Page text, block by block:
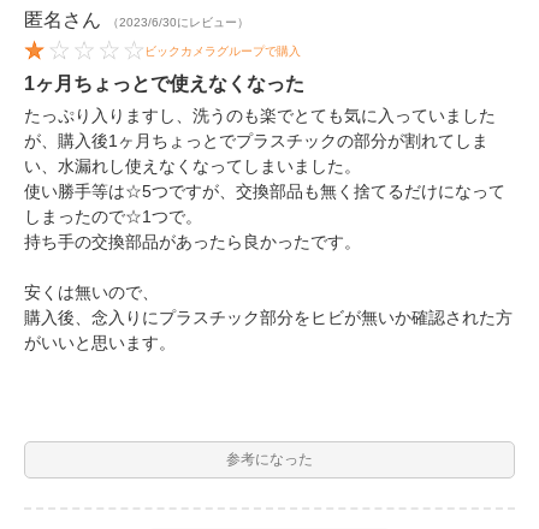
匿名 さん （2023/6/30にレビュー）
ビックカメラグループで購入
1ヶ月ちょっとで使えなくなった
たっぷり入りますし、洗うのも楽でとても気に入っていました
が、購入後1ヶ月ちょっとでプラスチックの部分が割れてしま
い、水漏れし使えなくなってしまいました。
使い勝手等は☆5つですが、交換部品も無く捨てるだけになって
しまったので☆1つで。
持ち手の交換部品があったら良かったです。
安くは無いので、
購入後、念入りにプラスチック部分をヒビが無いか確認された方
がいいと思います。
参考になった